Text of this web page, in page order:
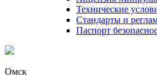
Технические
Стандарты и
Паспорт
Омск